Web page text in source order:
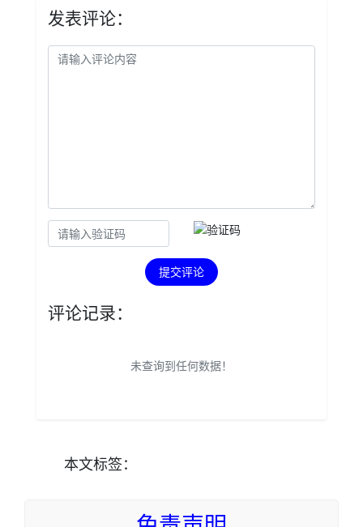
发表评论：
提交评论
评论记录：
未查询到任何数据！
本文标签：